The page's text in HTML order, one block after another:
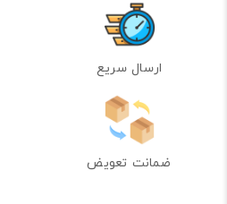
ارسال سریع
ضمانت تعویض